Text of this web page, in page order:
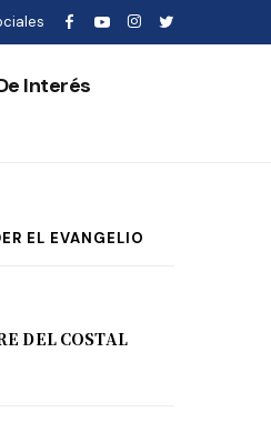
Interés
EL EVANGELIO
DEL COSTAL